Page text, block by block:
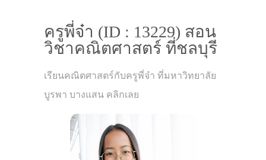
ครูพี่จ๋า (ID : 13229) สอน
วิชาคณิตศาสตร์ ที่ชลบุรี
เรียนคณิตศาสตร์กับครูพี่จ๋า ที่มหาวิทยาลัย
บูรพา บางแสน คลิกเลย